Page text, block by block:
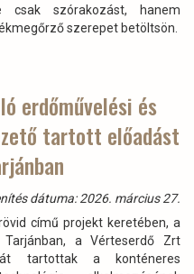
szórakozást, hanem
szerepet betöltsön.
erdőművelési és
tartott előadást
dátuma: 2026. március 27.
című projekt keretében, a
Tarjánban, a Vérteserdő Zrt
tartottak a konténeres